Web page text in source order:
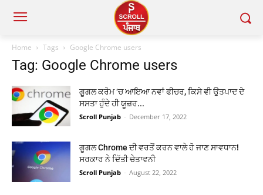
Home Tags Google Chrome users
Tag: Google Chrome users
ਗੂਗਲ ਕਰੋਮ ‘ਚ ਆਇਆ ਨਵਾਂ ਫੀਚਰ, ਕਿਸੇ ਵੀ ਉਤਪਾਦ ਦੇ
ਸਸਤਾ ਹੁੰਦੇ ਹੀ ਯੂਜ਼ਰ...
Scroll Punjab - December 17, 2022
ਗੂਗਲ Chrome ਦੀ ਵਰਤੋਂ ਕਰਨ ਵਾਲੇ ਹੋ ਜਾਣ ਸਾਵਧਾਨ!
ਸਰਕਾਰ ਨੇ ਦਿੱਤੀ ਚੇਤਾਵਨੀ
Scroll Punjab - August 22, 2022